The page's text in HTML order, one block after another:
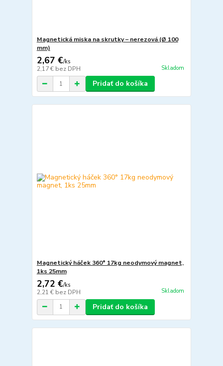
Magnetická miska na skrutky – nerezová (Ø 100
mm)
2,67 €/ks
2,17 € bez DPH Skladom
Pridať do košíka
Magnetický háček 360° 17kg neodymový magnet,
1ks 25mm
2,72 €/ks
2,21 € bez DPH Skladom
Pridať do košíka